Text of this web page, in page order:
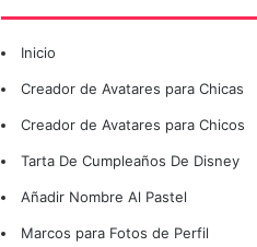
Inicio
Creador de Avatares para Chicas
Creador de Avatares para Chicos
Tarta De Cumpleaños De Disney
Añadir Nombre Al Pastel
Marcos para Fotos de Perfil